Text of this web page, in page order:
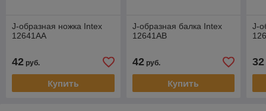
J-образная ножка Intex
12641АА
42 руб.
Купить
J-образная балка Intex
12641АВ
42руб.
Купить
J-
32